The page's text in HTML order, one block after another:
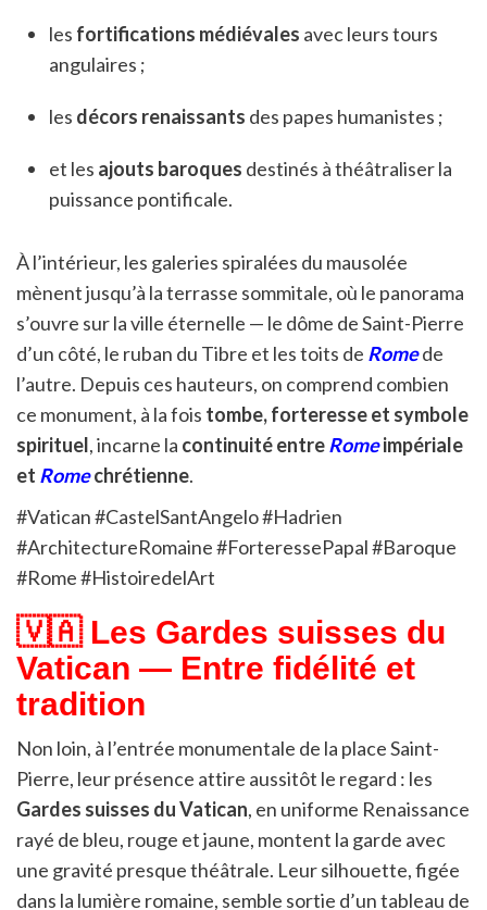
les fortifications médiévales avec leurs tours
angulaires ;
les décors renaissants des papes humanistes ;
et les ajouts baroques destinés à théâtraliser la
puissance pontificale.
À l’intérieur, les galeries spiralées du mausolée
mènent jusqu’à la terrasse sommitale, où le panorama
s’ouvre sur la ville éternelle — le dôme de Saint-Pierre
d’un côté, le ruban du Tibre et les toits de Romede
l’autre. Depuis ces hauteurs, on comprend combien
ce monument, à la fois tombe, forteresse et symbole
spirituel, incarne la continuité entreRomeimpériale
et Romechrétienne.
#Vatican #CastelSantAngelo #Hadrien
#ArchitectureRomaine #ForteressePapal #Baroque
#Rome #HistoiredelArt
🇻🇦 Les Gardes suisses du
Vatican — Entre fidélité et
tradition
Non loin, à l’entrée monumentale de la place Saint-
Pierre, leur présence attire aussitôt le regard : les
Gardes suisses du Vatican, en uniforme Renaissance
rayé de bleu, rouge et jaune, montent la garde avec
une gravité presque théâtrale. Leur silhouette, figée
dans la lumière romaine, semble sortie d’un tableau de